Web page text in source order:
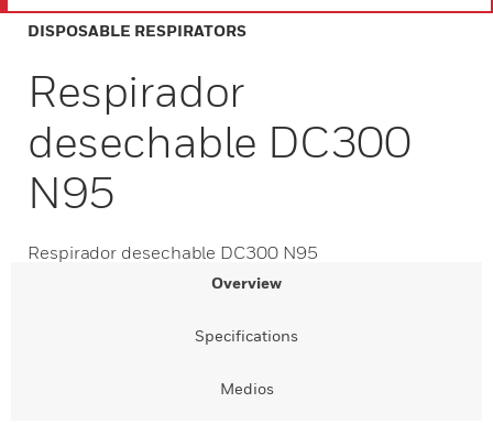
DISPOSABLE RESPIRATORS
Respirador
desechable DC300
N95
Respirador desechable DC300 N95
Overview
Specifications
Medios